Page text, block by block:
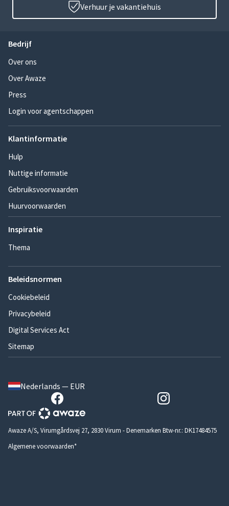
Verhuur je vakantiehuis
Bedrijf
Over ons
Over Awaze
Press
Login voor agentschappen
Klantinformatie
Hulp
Nuttige informatie
Gebruiksvoorwaarden
Huurvoorwaarden
Inspiratie
Thema
Beleidsnormen
Cookiebeleid
Privacybeleid
Digital Services Act
Sitemap
Nederlands — EUR
Awaze A/S, Virumgårdsvej 27, 2830 Virum - Denemarken Btw-nr.: DK17484575
Algemene voorwaarden*